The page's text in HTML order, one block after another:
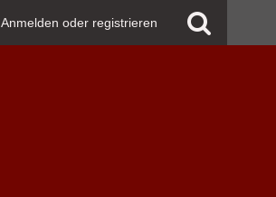
Anmelden oder registrieren